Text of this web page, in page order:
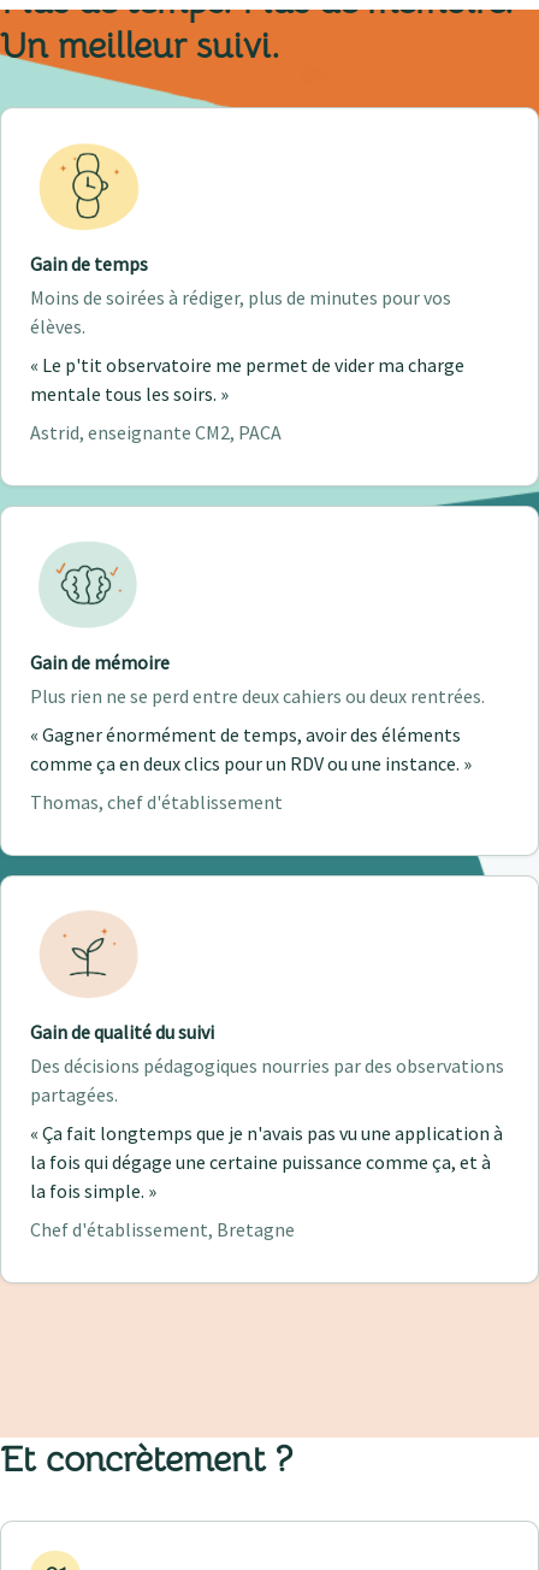
Un meilleur suivi.
Gain de temps
Moins de soirées à rédiger, plus de minutes pour vos
élèves.
« Le p'tit observatoire me permet de vider ma charge
mentale tous les soirs. »
Astrid, enseignante CM2, PACA
Gain de mémoire
Plus rien ne se perd entre deux cahiers ou deux rentrées.
« Gagner énormément de temps, avoir des éléments
comme ça en deux clics pour un RDV ou une instance. »
Thomas, chef d'établissement
Gain de qualité du suivi
Des décisions pédagogiques nourries par des observations
partagées.
« Ça fait longtemps que je n'avais pas vu une application à
la fois qui dégage une certaine puissance comme ça, et à
la fois simple. »
Chef d'établissement, Bretagne
Et concrètement?